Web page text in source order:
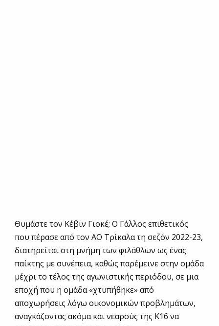
Θυμάστε τον Κέβιν Γιοκέ; Ο Γάλλος επιθετικός
που πέρασε από τον ΑΟ Τρίκαλα τη σεζόν 2022-23,
διατηρείται στη μνήμη των φιλάθλων ως ένας
παίκτης με συνέπεια, καθώς παρέμεινε στην ομάδα
μέχρι το τέλος της αγωνιστικής περιόδου, σε μια
εποχή που η ομάδα «χτυπήθηκε» από
αποχωρήσεις λόγω οικονομικών προβλημάτων,
αναγκάζοντας ακόμα και νεαρούς της Κ16 να